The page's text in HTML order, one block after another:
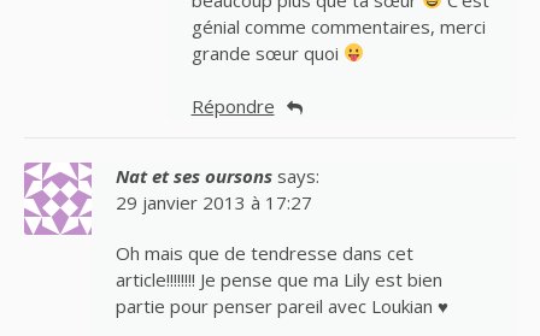
génial comme commentaires, merci
grande sœur quoi
Répondre
Nat et ses oursons says:
29 janvier 2013 à 17:27
Oh mais que de tendresse dans cet
article!!!!!!!! Je pense que ma Lily est bien
partie pour penser pareil avec Loukian ♥